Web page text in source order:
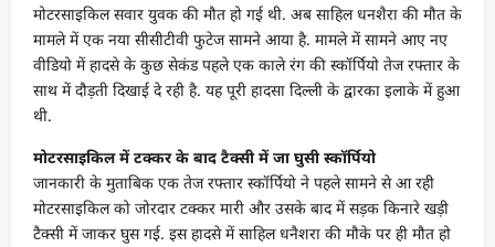
मोटरसाइकिल सवार युवक की मौत हो गई थी. अब साहिल धनशैरा की मौत के
मामले में एक नया सीसीटीवी फुटेज सामने आया है. मामले में सामने आए नए
वीडियो में हादसे के कुछ सेकंड पहले एक काले रंग की स्कॉर्पियो तेज रफ्तार के
साथ में दौड़ती दिखाई दे रही है. यह पूरी हादसा दिल्ली के द्वारका इलाके में हुआ
थी.
मोटरसाइकिल में टक्कर के बाद टैक्सी में जा घुसी स्कॉर्पियो
जानकारी के मुताबिक एक तेज रफ्तार स्कॉर्पियो ने पहले सामने से आ रही
मोटरसाइकिल को जोरदार टक्कर मारी और उसके बाद में सड़क किनारे खड़ी
टैक्सी में जाकर घुस गई. इस हादसे में साहिल धनैशरा की मौके पर ही मौत हो